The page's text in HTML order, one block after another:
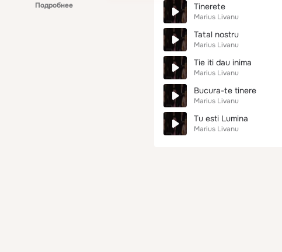
Подробнее
Tinerete
Marius Livanu
Tatal nostru
Marius Livanu
Tie iti dau inima
Marius Livanu
Bucura-te tinere
Marius Livanu
Tu esti Lumina
Marius Livanu